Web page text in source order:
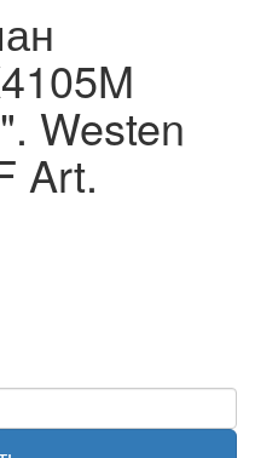
Westen
Art.